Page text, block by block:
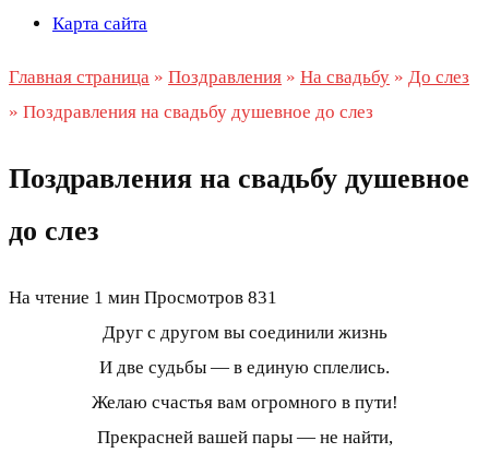
Карта сайта
Главная страница » Поздравления » На свадьбу » До слез
» Поздравления на свадьбу душевное до слез
Поздравления на свадьбу душевное
до слез
На чтение 1 мин Просмотров 831
Друг с другом вы соединили жизнь
И две судьбы — в единую сплелись.
Желаю счастья вам огромного в пути!
Прекрасней вашей пары — не найти,